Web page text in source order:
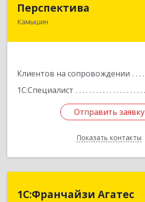
Перспектива
Камышин
Клиентов на сопровождении
1С:Специалист
Отправить заявку
Показать контакты
Отправить заявку
Назад
1С:Франчайзи Агатес